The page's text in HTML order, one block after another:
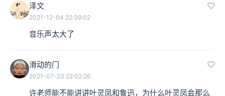
泽文
2021-12-04 22:39:02
音乐声太大了
滑动的门
2021-07-23 22:02:26
许老师能不能讲讲叶灵凤和鲁迅，为什么叶灵凤会那么